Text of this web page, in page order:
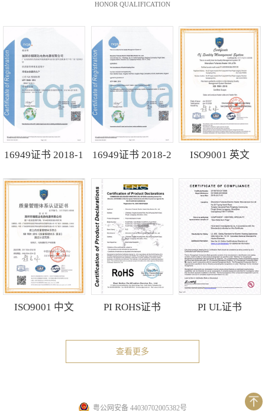
HONOR QUALIFICATION
16949证书 2018-1 16949证书 2018-2 ISO9001 英文
ISO9001 中文 PI ROHS证书 PI UL证书
查看更多
粤公网安备 44030702005382号